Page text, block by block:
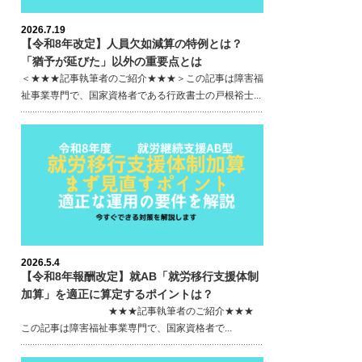
2026.7.19
【令和8年改定】人員欠如減算の特例とは？
「猶予が延びた」以外の重要点とは
＜★★★記事執筆者のご紹介★★★＞この記事は障害福
祉事業専門で、国家資格者である行政書士の戸根裕士...
2026.5.4
【令和8年報酬改定】就AB「就労移行支援体制
加算」を適正に算定するポイントは？
★★★記事執筆者のご紹介★★★
この記事は障害福祉事業専門で、国家資格者で...